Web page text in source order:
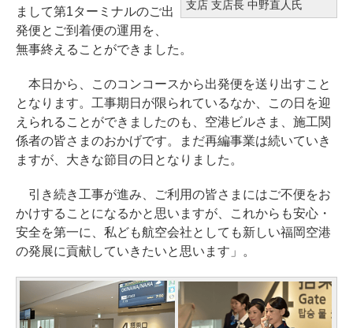
支店 支店長 中野直人氏
まして第1ターミナルのご出
発便とご到着便の運用を、
無事終えることができました。
本日から、このコンコースから出発便を送り出すこと
となります。工事期日が限られているなか、この日を迎
えられることができましたのも、空港ビルさま、施工関
係者の皆さまのおかげです。まだ再編事業は続いていき
ますが、大きな節目の日となりました。
引き続き工事が進み、ご利用の皆さまにはご不便をお
かけすることになるかと思いますが、これからも安心・
安全を第一に、私ども航空会社としても新しい福岡空港
の発展に貢献していきたいと思います」。